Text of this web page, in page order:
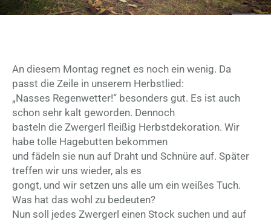
An diesem Montag regnet es noch ein wenig. Da
passt die Zeile in unserem Herbstlied:
„Nasses Regenwetter!“ besonders gut. Es ist auch
schon sehr kalt geworden. Dennoch
basteln die Zwergerl fleißig Herbstdekoration. Wir
habe tolle Hagebutten bekommen
und fädeln sie nun auf Draht und Schnüre auf. Später
treffen wir uns wieder, als es
gongt, und wir setzen uns alle um ein weißes Tuch.
Was hat das wohl zu bedeuten?
Nun soll jedes Zwergerl einen Stock suchen und auf